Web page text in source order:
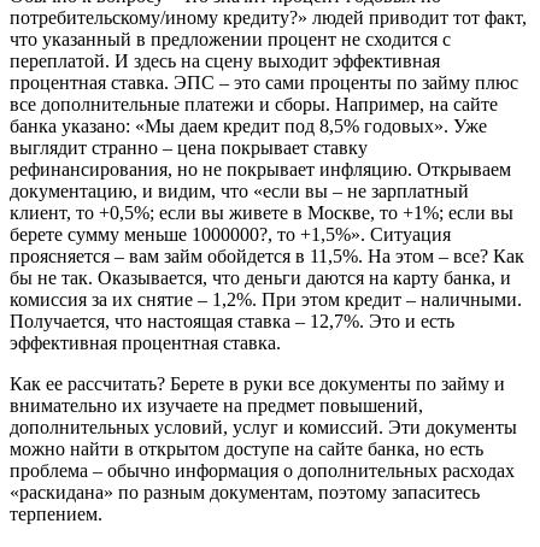
потребительскому/иному кредиту?» людей приводит тот факт,
что указанный в предложении процент не сходится с
переплатой. И здесь на сцену выходит эффективная
процентная ставка. ЭПС – это сами проценты по займу плюс
все дополнительные платежи и сборы. Например, на сайте
банка указано: «Мы даем кредит под 8,5% годовых». Уже
выглядит странно – цена покрывает ставку
рефинансирования, но не покрывает инфляцию. Открываем
документацию, и видим, что «если вы – не зарплатный
клиент, то +0,5%; если вы живете в Москве, то +1%; если вы
берете сумму меньше 1000000?, то +1,5%». Ситуация
проясняется – вам займ обойдется в 11,5%. На этом – все? Как
бы не так. Оказывается, что деньги даются на карту банка, и
комиссия за их снятие – 1,2%. При этом кредит – наличными.
Получается, что настоящая ставка – 12,7%. Это и есть
эффективная процентная ставка.
Как ее рассчитать? Берете в руки все документы по займу и
внимательно их изучаете на предмет повышений,
дополнительных условий, услуг и комиссий. Эти документы
можно найти в открытом доступе на сайте банка, но есть
проблема – обычно информация о дополнительных расходах
«раскидана» по разным документам, поэтому запаситесь
терпением.